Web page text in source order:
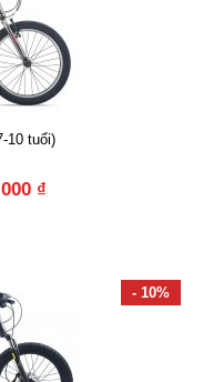
10 tuổi)
₫
- 10%